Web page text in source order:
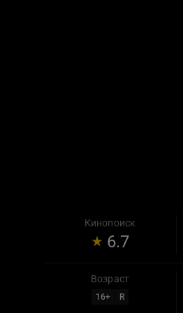
Кинопоиск
6.7
Возраст
16+ R